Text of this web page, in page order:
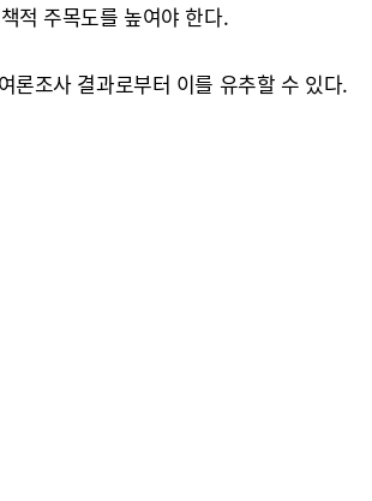
적 주목도를 높여야 한다.
론조사 결과로부터 이를 유추할 수 있다.